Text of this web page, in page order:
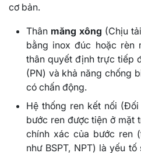
cơ bản.
Thân măng xông (Chịu
bằng inox đúc hoặc rèn
thân quyết định trực tiếp
(PN) và khả năng chống
có chấn động.
Hệ thống ren kết nối
bước ren được tiện ở mặt
chính xác của bước ren
như BSPT, NPT) là yếu